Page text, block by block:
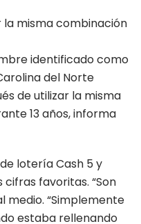
identificado como
del Norte
de utilizar la misma
13 años, informa
lotería Cash 5 y
favoritas. “Son
medio. “Simplemente
estaba rellenando